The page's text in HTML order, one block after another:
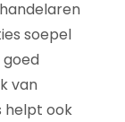
soepel
van
helpt ook